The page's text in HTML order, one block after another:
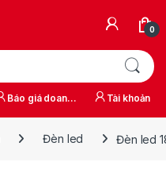
0
Báo giá doanh
Tài khoản
Đèn led Đèn led